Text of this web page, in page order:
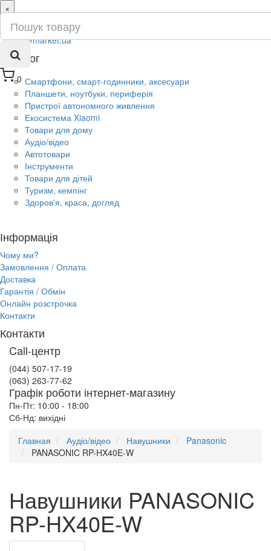
0
×
ru
ua
Каталог
Смартфони, смарт-годинники, аксесуари
Планшети, ноутбуки, периферія
Пристрої автономного живлення
Екосистема Xiaomi
Товари для дому
Аудіо/відео
Автотовари
Інструменти
Товари для дітей
Туризм, кемпінг
Здоров'я, краса, догляд
Інформація
Чому ми?
Замовлення / Оплата
Доставка
Гарантія / Обмін
Онлайн розстрочка
Контакти
Контакти
Call-центр
(044) 507-17-19
(063) 263-77-62
Графік роботи інтернет-магазину
Пн-Пт: 10:00 - 18:00
Сб-Нд: вихідні
Главная
Аудіо/відео Навушники
Panasonic
PANASONIC RP-HX40E-W
Навушники PANASONIC
RP-HX40E-W